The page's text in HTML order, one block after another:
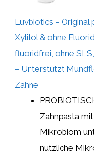
Luvbiotics – Original
Xylitol & ohne
fluoridfrei, ohne
– Unterstützt
Zähne
Zahnpasta
Mikrobiom
nützliche